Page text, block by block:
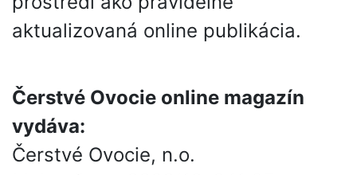
aktualizovaná online publikácia.
Čerstvé Ovocie online magazín
vydáva:
Čerstvé Ovocie, n.o.